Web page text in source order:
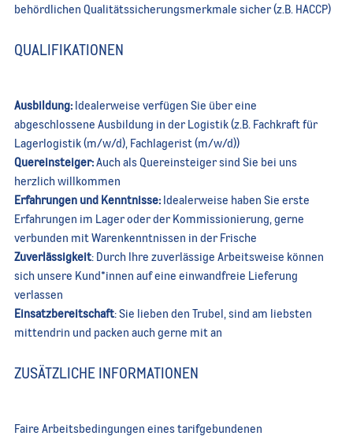
behördlichen Qualitätssicherungsmerkmale sicher (z.B. HACCP)
QUALIFIKATIONEN
Ausbildung: Idealerweise verfügen Sie über eine
abgeschlossene Ausbildung in der Logistik (z.B. Fachkraft für
Lagerlogistik (m/w/d), Fachlagerist (m/w/d))
Quereinsteiger:Auch als Quereinsteiger sind Sie bei uns
herzlich willkommen
Erfahrungen und Kenntnisse: Idealerweise haben Sie erste
Erfahrungen im Lager oder der Kommissionierung, gerne
verbunden mit Warenkenntnissen in der Frische
Zuverlässigkeit: Durch Ihre zuverlässige Arbeitsweise können
sich unsere Kund*innen auf eine einwandfreie Lieferung
verlassen
Einsatzbereitschaft: Sie lieben den Trubel, sind am liebsten
mittendrin und packen auch gerne mit an
ZUSÄTZLICHE INFORMATIONEN
Faire Arbeitsbedingungen eines tarifgebundenen